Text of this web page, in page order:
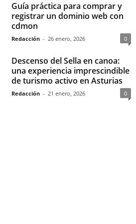
Guía práctica para comprar y
registrar un dominio web con
cdmon
Redacción - 26 enero, 2026 0
Descenso del Sella en canoa:
una experiencia imprescindible
de turismo activo en Asturias
Redacción - 21 enero, 2026 0